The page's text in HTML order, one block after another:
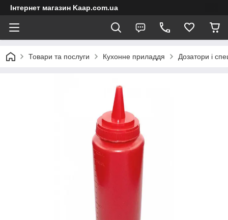
Інтернет магазин Kaap.com.ua
Товари та послуги Кухонне приладдя Дозатори і